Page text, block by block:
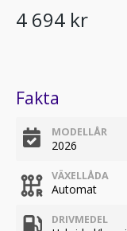
4 694 kr
Fakta
MODELLÅR
2026
VÄXELLÅDA
Automat
DRIVMEDEL